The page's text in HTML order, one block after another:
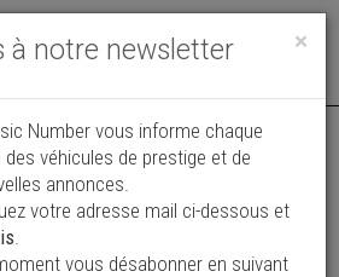
Toggle
17/07/2026 ( il y a 20 jours )
Sport
×
à notre newsletter
Number vous informe chaque
des véhicules de prestige et de
annonces.
votre adresse mail ci-dessous et
.
vous désabonner en suivant